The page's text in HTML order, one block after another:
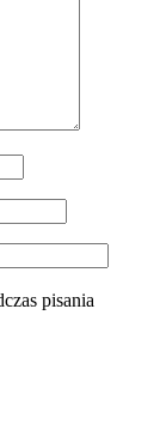
pisania